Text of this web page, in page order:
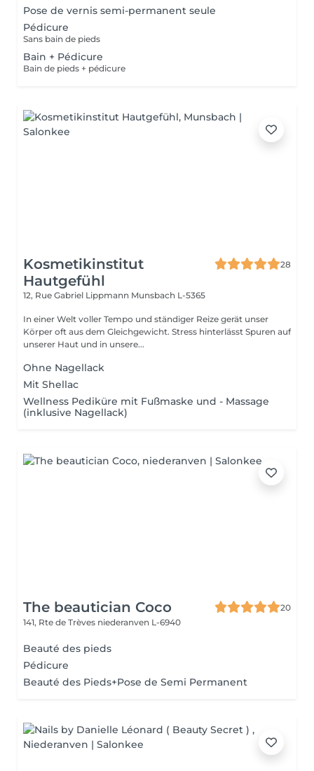
Pose de vernis semi-permanent seule
Pédicure
Sans bain de pieds
Bain + Pédicure
Bain de pieds + pédicure
Kosmetikinstitut
Hautgefühl
28
12, Rue Gabriel Lippmann Munsbach L-5365
In einer Welt voller Tempo und ständiger Reize gerät unser
Körper oft aus dem Gleichgewicht. Stress hinterlässt Spuren auf
unserer Haut und in unsere...
Ohne Nagellack
Mit Shellac
Wellness Pediküre mit Fußmaske und - Massage
(inklusive Nagellack)
The beautician Coco
20
141, Rte de Trèves niederanven L-6940
Beauté des pieds
Pédicure
Beauté des Pieds+Pose de Semi Permanent